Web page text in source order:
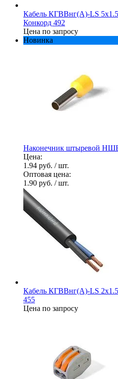
Кабель КГВВнг(А)-LS
Конкорд 492
Цена по запросу
Новинка
Наконечник штыревой
Цена:
1.94 руб. / шт.
Оптовая цена:
1.90 руб. / шт.
Кабель КГВВнг(А)-LS
455
Цена по запросу